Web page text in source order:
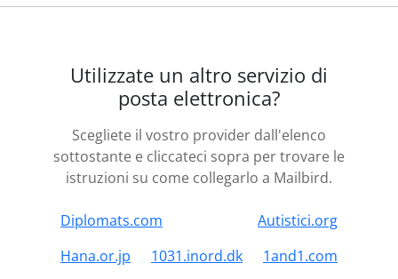
Utilizzate un altro servizio di
posta elettronica?
Scegliete il vostro provider dall'elenco
sottostante e cliccateci sopra per trovare le
istruzioni su come collegarlo a Mailbird.
Diplomats.com
Autistici.org
Hana.or.jp
1031.inord.dk
1and1.com